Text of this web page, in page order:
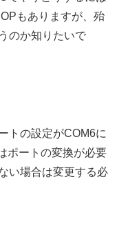
もありますが、殆
のか知りたいで
トの設定がCOM6に
ポートの変換が必要
い場合は変更する必